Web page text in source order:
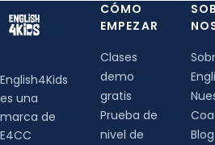
English4Kids
es una
marca de
E4CC
CÓMO
EMPEZAR
Clases
demo
gratis
Prueba de
nivel de
Blog